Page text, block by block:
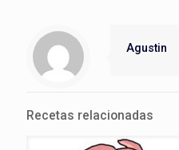
Agustin
Recetas relacionadas